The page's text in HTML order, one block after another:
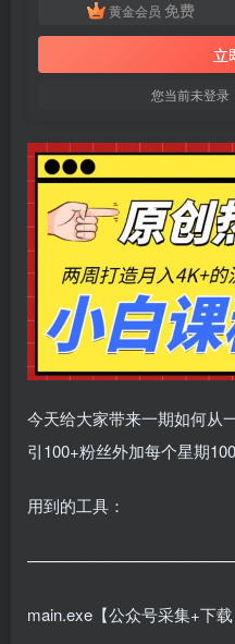
黄金会员 免费
立
您当前未登录
今天给大家带来一期如何从
引100+粉丝外加每个星期
用到的工具：
main.exe【公众号采集+下载